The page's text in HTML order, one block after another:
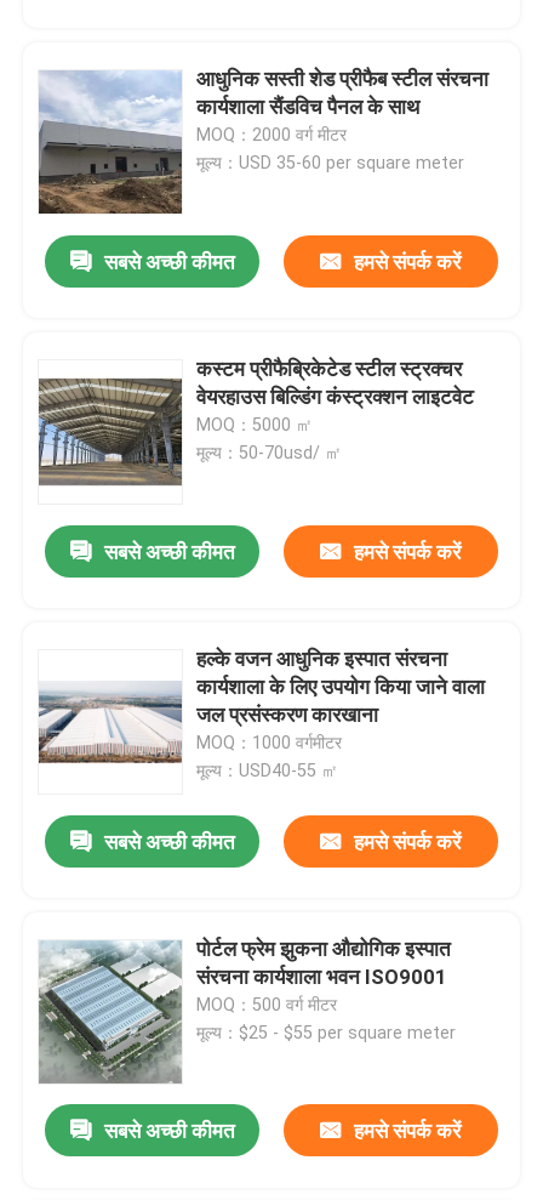
आधुनिक सस्ती शेड प्रीफैब स्टील संरचना
कार्यशाला सैंडविच पैनल के साथ
MOQ：2000 वर्ग मीटर
मूल्य：USD 35-60 per square meter
सबसे अच्छी कीमत हमसे संपर्क करें
कस्टम प्रीफैब्रिकेटेड स्टील स्ट्रक्चर
वेयरहाउस बिल्डिंग कंस्ट्रक्शन लाइटवेट
MOQ：5000 ㎡
मूल्य：50-70usd/ ㎡
सबसे अच्छी कीमत हमसे संपर्क करें
हल्के वजन आधुनिक इस्पात संरचना
कार्यशाला के लिए उपयोग किया जाने वाला
जल प्रसंस्करण कारखाना
MOQ：1000 वर्गमीटर
मूल्य：USD40-55 ㎡
सबसे अच्छी कीमत हमसे संपर्क करें
पोर्टल फ्रेम झुकना औद्योगिक इस्पात
संरचना कार्यशाला भवन ISO9001
MOQ：500 वर्ग मीटर
मूल्य：$25 - $55 per square meter
सबसे अच्छी कीमत हमसे संपर्क करें